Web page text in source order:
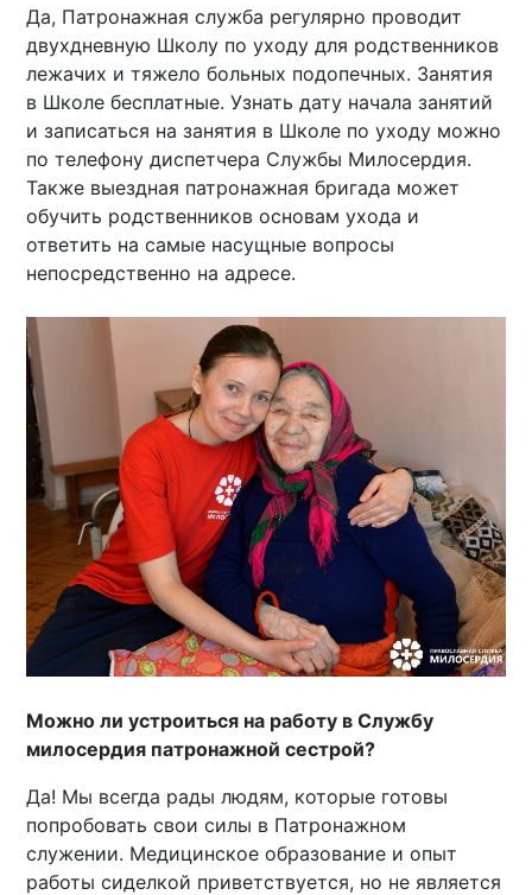
Да, Патронажная служба регулярно проводит
двухдневную Школу по уходу для родственников
лежачих и тяжело больных подопечных. Занятия
в Школе бесплатные. Узнать дату начала занятий
и записаться на занятия в Школе по уходу можно
по телефону диспетчера Службы Милосердия.
Также выездная патронажная бригада может
обучить родственников основам ухода и
ответить на самые насущные вопросы
непосредственно на адресе.
Можно ли устроиться на работу в Службу
милосердия патронажной сестрой?
Да! Мы всегда рады людям, которые готовы
попробовать свои силы в Патронажном
служении. Медицинское образование и опыт
работы сиделкой приветствуется, но не является